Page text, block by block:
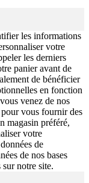
les informations
votre
les derniers
panier avant de
de bénéficier
en fonction
venez de nos
vous fournir des
magasin préféré,
votre
de
de nos bases
notre site.